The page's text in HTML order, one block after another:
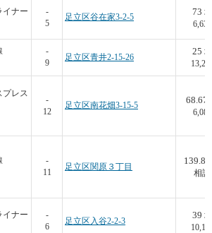
イナー
-
5
足立区谷在家3-2-5
73 坪
6,630
-
9
足立区青井2-15-26
25 坪
プレス
-
12
足立区南花畑3-15-5
68.67
6,087
-
11
足立区関原３丁目
139.86
相談
イナー
-
6
足立区入谷2-2-3
39 坪